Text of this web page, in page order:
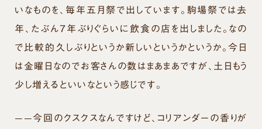
いなものを、毎年五月祭で出しています。駒場祭では去
年、たぶん７年ぶりぐらいに飲食の店を出しました。なの
で比較的久しぶりというか新しいというかというか。今日
は金曜日なのでお客さんの数はまあまあですが、土日もう
少し増えるといいなという感じです。
——今回のクスクスなんですけど、コリアンダーの香りが